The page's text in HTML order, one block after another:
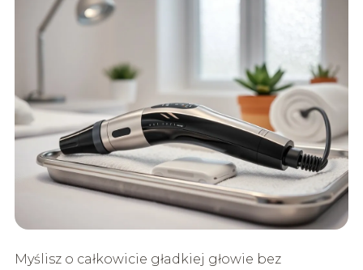
Myślisz o całkowicie gładkiej głowie bez